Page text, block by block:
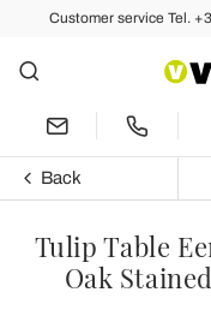
Customer service Tel.
Back
Tulip Table
Oak